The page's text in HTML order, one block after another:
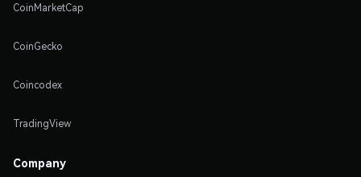
CoinMarketCap
CoinGecko
Coincodex
TradingView
Company